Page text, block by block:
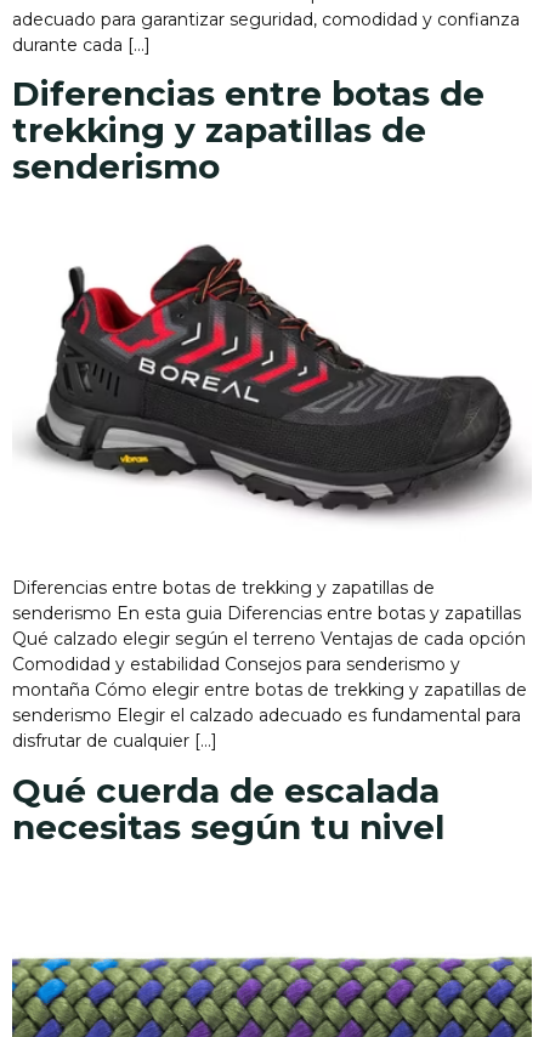
adecuado para garantizar seguridad, comodidad y confianza
durante cada […]
Diferencias entre botas de
trekking y zapatillas de
senderismo
Diferencias entre botas de trekking y zapatillas de
senderismo En esta guia Diferencias entre botas y zapatillas
Qué calzado elegir según el terreno Ventajas de cada opción
Comodidad y estabilidad Consejos para senderismo y
montaña Cómo elegir entre botas de trekking y zapatillas de
senderismo Elegir el calzado adecuado es fundamental para
disfrutar de cualquier […]
Qué cuerda de escalada
necesitas según tu nivel